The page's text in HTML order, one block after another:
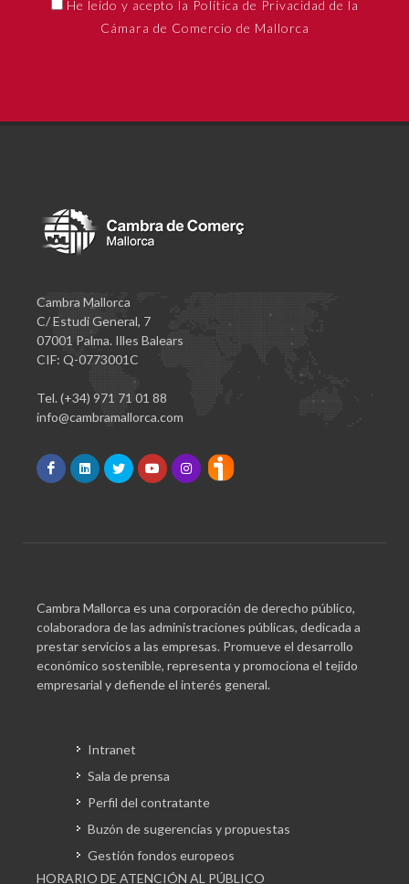
He leído y acepto la Política de Privacidad de la
Cámara de Comercio de Mallorca
Cambra Mallorca
C/ Estudi General, 7
07001 Palma. Illes Balears
CIF: Q-0773001C
Tel. (+34) 971 71 01 88
info@cambramallorca.com
Cambra Mallorca es una corporación de derecho público,
colaboradora de las administraciones públicas, dedicada a
prestar servicios a las empresas. Promueve el desarrollo
económico sostenible, representa y promociona el tejido
empresarial y defiende el interés general.
Intranet
Sala de prensa
Perfil del contratante
Buzón de sugerencias y propuestas
Gestión fondos europeos
HORARIO DE ATENCIÓN AL PÚBLICO